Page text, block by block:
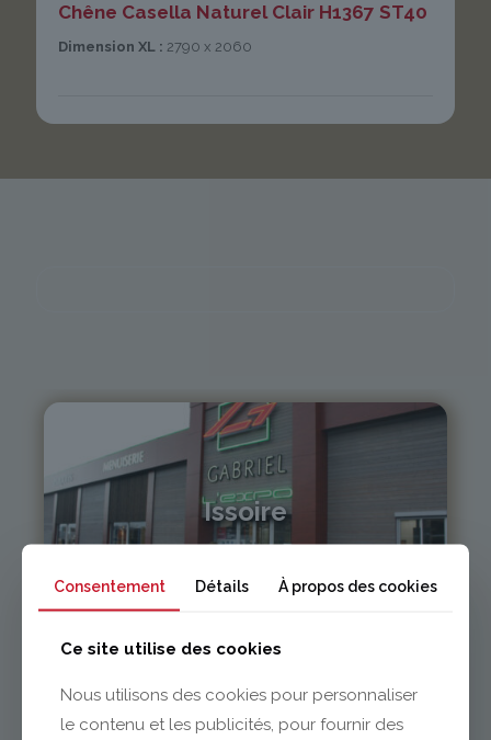
Chêne Casella Naturel Clair H1367 ST40
Dimension XL : 2790 x 2060
Issoire
04 73 55 06 09
contact@gabriel-sa.fr
Consentement Détails À propos des cookies
Ce site utilise des cookies
Nous utilisons des cookies pour personnaliser
le contenu et les publicités, pour fournir des